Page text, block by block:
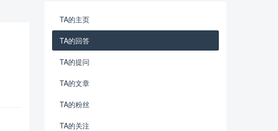
TA的主页
TA的回答
TA的提问
TA的文章
TA的粉丝
TA的关注